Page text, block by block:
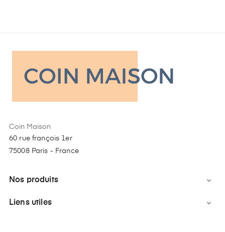
Coin Maison
60 rue françois 1er
75008 Paris - France
Nos produits 
Liens utiles 